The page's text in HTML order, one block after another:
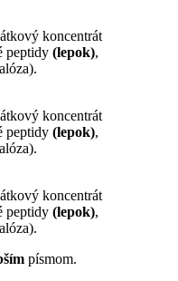
koncentrát
peptidy (lepok),
koncentrát
peptidy (lepok),
koncentrát
peptidy (lepok),
písmom.